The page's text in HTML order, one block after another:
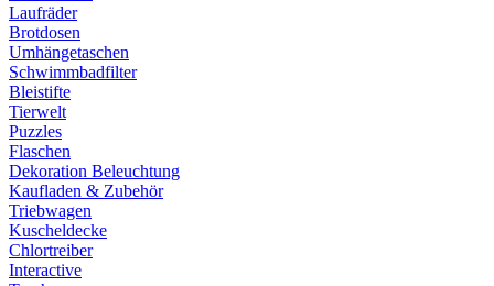
Laufräder
Brotdosen
Umhängetaschen
Schwimmbadfilter
Bleistifte
Tierwelt
Puzzles
Flaschen
Dekoration Beleuchtung
Kaufladen & Zubehör
Triebwagen
Kuscheldecke
Chlortreiber
Interactive